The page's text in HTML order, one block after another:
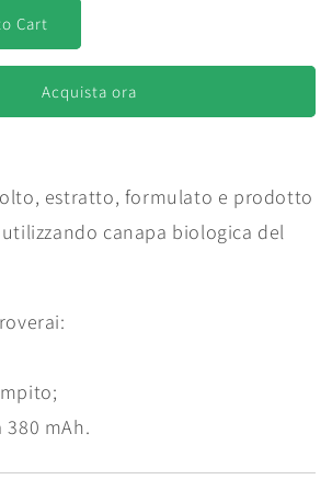
Sativa
Cart
Acquista ora
estratto, formulato e prodotto
canapa biologica del
380 mAh.